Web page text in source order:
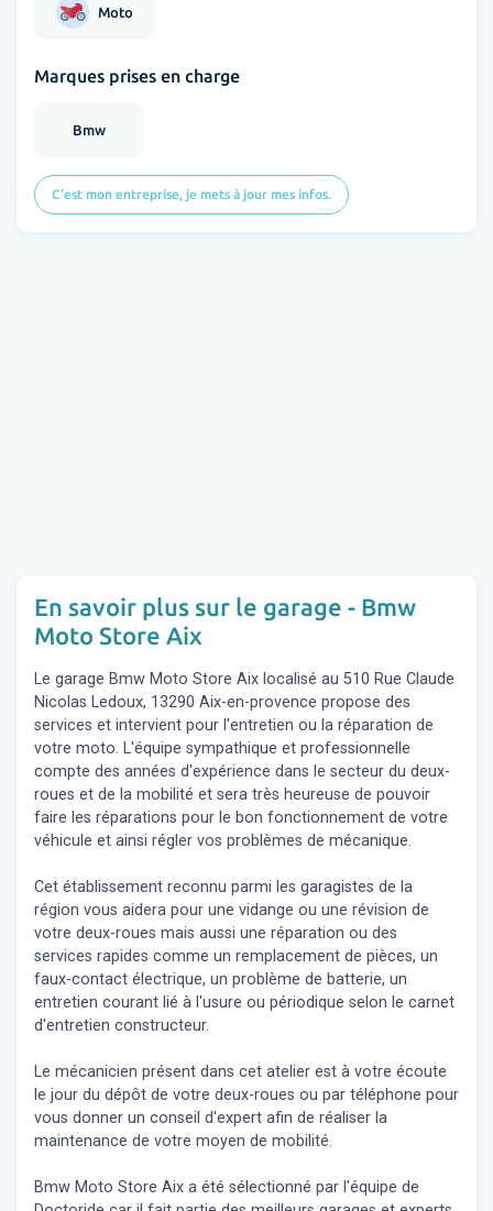
Moto
Marques prises en charge
Bmw
C'est mon entreprise, je mets à jour mes infos.
En savoir plus sur le garage - Bmw
Moto Store Aix
Le garage Bmw Moto Store Aix localisé au 510 Rue Claude
Nicolas Ledoux, 13290 Aix-en-provence propose des
services et intervient pour l'entretien ou la réparation de
votre moto. L'équipe sympathique et professionnelle
compte des années d'expérience dans le secteur du deux-
roues et de la mobilité et sera très heureuse de pouvoir
faire les réparations pour le bon fonctionnement de votre
véhicule et ainsi régler vos problèmes de mécanique.
Cet établissement reconnu parmi les garagistes de la
région vous aidera pour une vidange ou une révision de
votre deux-roues mais aussi une réparation ou des
services rapides comme un remplacement de pièces, un
faux-contact électrique, un problème de batterie, un
entretien courant lié à l'usure ou périodique selon le carnet
d'entretien constructeur.
Le mécanicien présent dans cet atelier est à votre écoute
le jour du dépôt de votre deux-roues ou par téléphone pour
vous donner un conseil d'expert afin de réaliser la
maintenance de votre moyen de mobilité.
Bmw Moto Store Aix a été sélectionné par l'équipe de